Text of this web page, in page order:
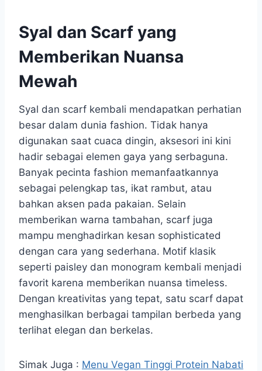
Syal dan Scarf yang
Memberikan Nuansa
Mewah
Syal dan scarf kembali mendapatkan perhatian
besar dalam dunia fashion. Tidak hanya
digunakan saat cuaca dingin, aksesori ini kini
hadir sebagai elemen gaya yang serbaguna.
Banyak pecinta fashion memanfaatkannya
sebagai pelengkap tas, ikat rambut, atau
bahkan aksen pada pakaian. Selain
memberikan warna tambahan, scarf juga
mampu menghadirkan kesan sophisticated
dengan cara yang sederhana. Motif klasik
seperti paisley dan monogram kembali menjadi
favorit karena memberikan nuansa timeless.
Dengan kreativitas yang tepat, satu scarf dapat
menghasilkan berbagai tampilan berbeda yang
terlihat elegan dan berkelas.
Simak Juga : Menu Vegan Tinggi Protein Nabati